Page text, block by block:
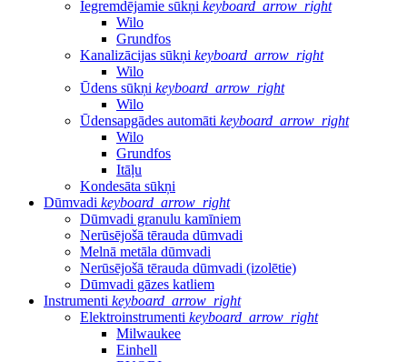
Iegremdējamie sūkņi keyboard_arrow_right
Wilo
Grundfos
Kanalizācijas sūkņi keyboard_arrow_right
Wilo
Ūdens sūkņi keyboard_arrow_right
Wilo
Ūdensapgādes automāti keyboard_arrow_right
Wilo
Grundfos
Itāļu
Kondesāta sūkņi
Dūmvadi keyboard_arrow_right
Dūmvadi granulu kamīniem
Nerūsējošā tērauda dūmvadi
Melnā metāla dūmvadi
Nerūsējošā tērauda dūmvadi (izolētie)
Dūmvadi gāzes katliem
Instrumenti keyboard_arrow_right
Elektroinstrumenti keyboard_arrow_right
Milwaukee
Einhell